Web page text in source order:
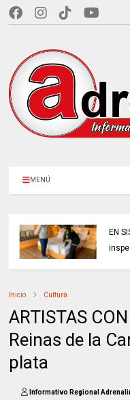
MENÚ
EN
Inicio Cultura
ARTISTAS
Reinas de la
plata
Informativo Regional